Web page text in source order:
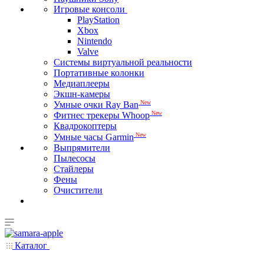
Игровые консоли
PlayStation
Xbox
Nintendo
Valve
Системы виртуальной реальности
Портативные колонки
Медиаплееры
Экшн-камеры
Умные очки Ray Ban New
Фитнес трекеры Whoop New
Квадрокоптеры
Умные часы Garmin New
Выпрямители
Пылесосы
Стайлеры
Фены
Очистители
Каталог